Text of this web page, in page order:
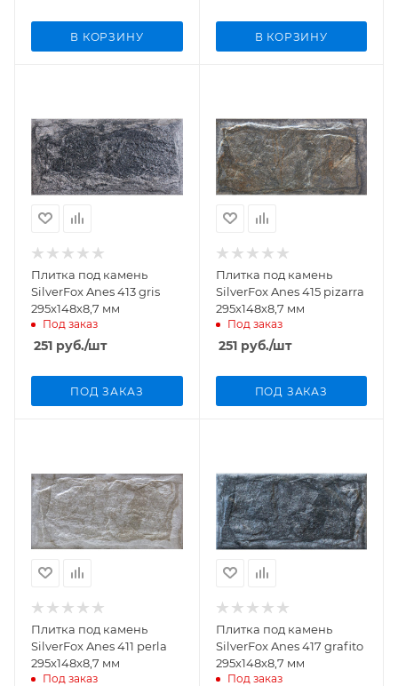
В КОРЗИНУ В КОРЗИНУ
Плитка под камень
SilverFox Anes 413 gris
295х148х8,7 мм
Под заказ
251 руб./шт
ПОД ЗАКАЗ
Плитка под камень
SilverFox Anes 415 pizarra
295х148х8,7 мм
Под заказ
251руб./шт
ПОД ЗАКАЗ
Плитка под камень
SilverFox Anes 411 perla
295х148х8,7 мм
Под заказ
Плитка под камень
SilverFox Anes 417 grafito
295х148х8,7 мм
Под заказ